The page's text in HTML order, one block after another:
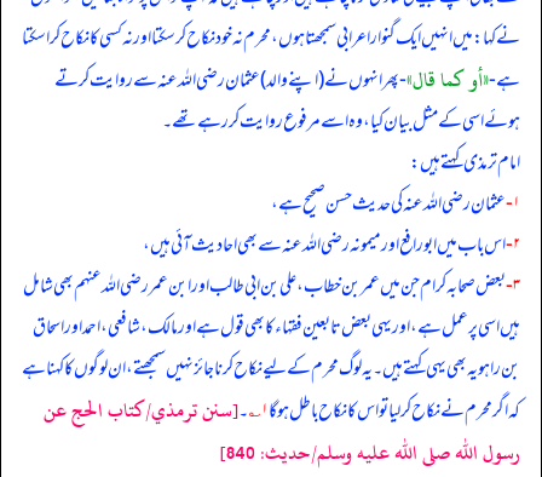
نے کہا: میں انہیں ایک گنوار اعرابی سمجھتا ہوں، محرم نہ خود نکاح کر سکتا اور نہ کسی کا نکاح کرا سکتا
ہے -«أو كما قال»- پھر انہوں نے (اپنے والد) عثمان رضی الله عنہ سے روایت کرتے
ہوئے اسی کے مثل بیان کیا، وہ اسے مرفوع روایت کر رہے تھے۔
امام ترمذی کہتے ہیں:
۱- عثمان رضی الله عنہ کی حدیث حسن صحیح ہے،
۲- اس باب میں ابورافع اور میمونہ رضی الله عنہ سے بھی احادیث آئی ہیں،
۳- بعض صحابہ کرام جن میں عمر بن خطاب، علی بن ابی طالب اور ابن عمر رضی الله عنہم بھی شامل
ہیں اسی پر عمل ہے، اور یہی بعض تابعین فقہاء کا بھی قول ہے اور مالک، شافعی، احمد اور اسحاق
بن راہویہ بھی یہی کہتے ہیں۔ یہ لوگ محرم کے لیے نکاح کرنا جائز نہیں سمجھتے، ان لوگوں کا کہنا ہے
کہ اگر محرم نے نکاح کر لیا تو اس کا نکاح باطل ہو گا۱؎ ۔[سنن ترمذي/كتاب الحج عن
رسول الله صلى الله عليه وسلم/حدیث: 840]